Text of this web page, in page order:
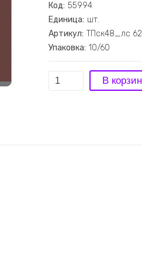
Код: 55994
Единица: шт.
Артикул: ТПск48_лс
Упаковка: 10/60